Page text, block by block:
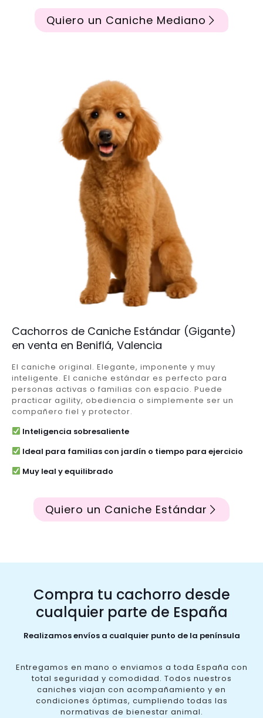
Quiero un Caniche Mediano
Cachorros de Caniche Estándar (Gigante)
en venta en Beniflá, Valencia
El caniche original. Elegante, imponente y muy
inteligente. El caniche estándar es perfecto para
personas activas o familias con espacio. Puede
practicar agility, obediencia o simplemente ser un
compañero fiel y protector.
Inteligencia sobresaliente
Ideal para familias con jardín o tiempo para ejercicio
Muy leal y equilibrado
Quiero un Caniche Estándar
Compra tu cachorro desde
cualquier parte de España
Realizamos envíos a cualquier punto de la península
Entregamos en mano o enviamos a toda España con
total seguridad y comodidad. Todos nuestros
caniches viajan con acompañamiento y en
condiciones óptimas, cumpliendo todas las
normativas de bienestar animal.